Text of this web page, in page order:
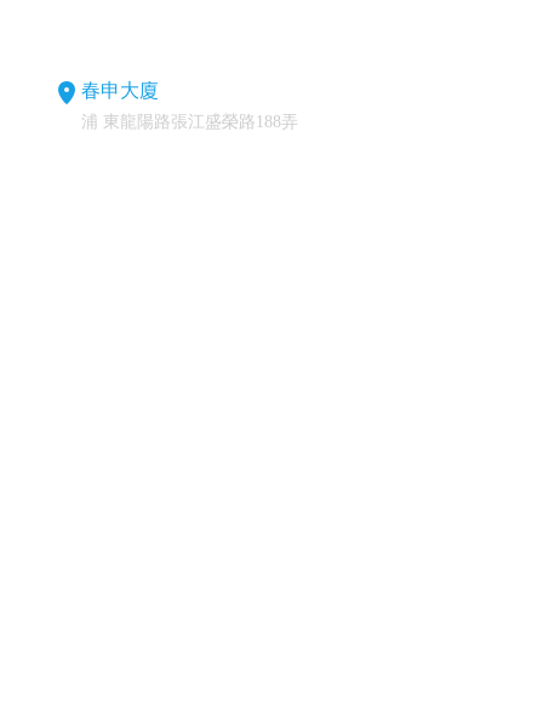
春申大廈
浦 東龍陽路張江盛榮路188弄